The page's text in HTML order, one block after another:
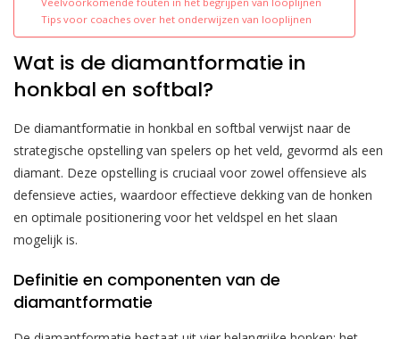
Tips voor coaches over het onderwijzen van looplijnen
Wat is de diamantformatie in
honkbal en softbal?
De diamantformatie in honkbal en softbal verwijst naar de
strategische opstelling van spelers op het veld, gevormd als een
diamant. Deze opstelling is cruciaal voor zowel offensieve als
defensieve acties, waardoor effectieve dekking van de honken
en optimale positionering voor het veldspel en het slaan
mogelijk is.
Definitie en componenten van de
diamantformatie